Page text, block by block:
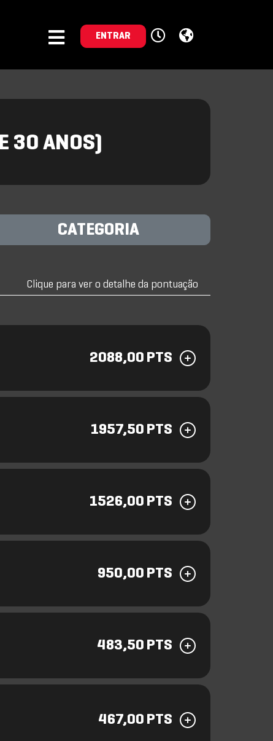
ENTRAR
30 ANOS)
CATEGORIA
Clique para ver o detalhe da pontuação
2088,00 PTS
1957,50 PTS
1526,00 PTS
950,00 PTS
483,50 PTS
467,00 PTS